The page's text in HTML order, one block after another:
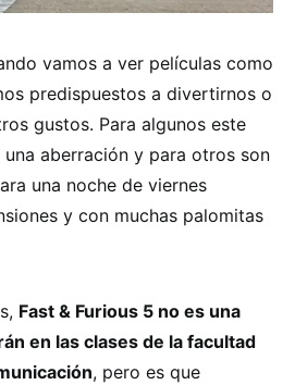
vamos a ver películas como
predispuestos a divertirnos o
gustos. Para algunos este
aberración y para otros son
una noche de viernes
y con muchas palomitas
Fast & Furious 5 no es una
en las clases de la facultad
, pero es que